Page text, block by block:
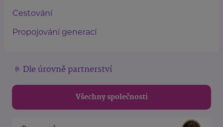
Cestování
Propojování generací
Dle úrovně partnerství
Všechny společnosti